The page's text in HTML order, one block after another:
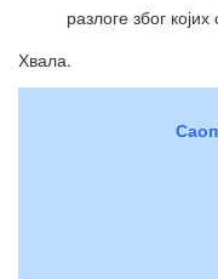
разлоге због
Хвала.